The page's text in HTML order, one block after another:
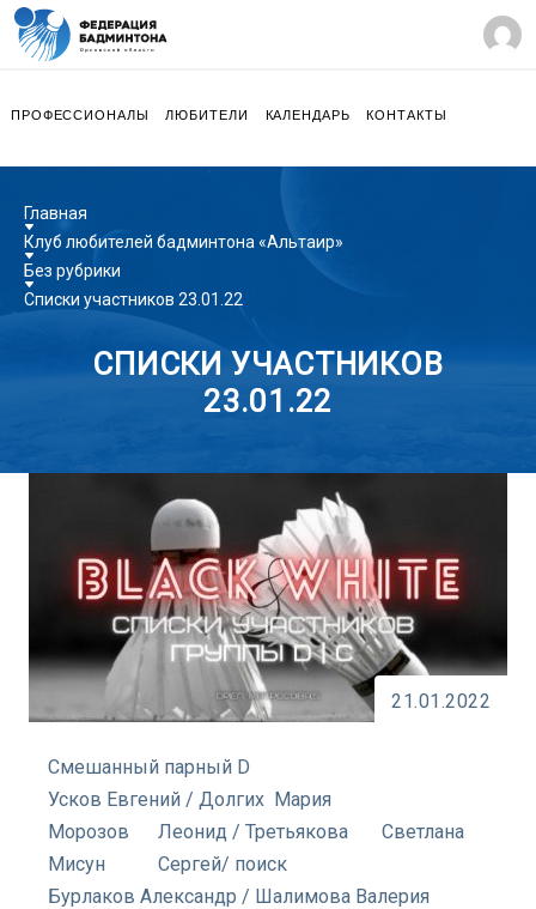
ПРОФЕССИОНАЛЫ ЛЮБИТЕЛИ КАЛЕНДАРЬ КОНТАКТЫ
Главная
Клуб любителей бадминтона «Альтаир»
Без рубрики
Списки участников 23.01.22
СПИСКИ УЧАСТНИКОВ
23.01.22
21.01.2022
Смешанный парный D
Усков Евгений / Долгих Мария
Морозов Леонид / Третьякова Светлана
Мисун Сергей/ поиск
Бурлаков Александр / Шалимова Валерия